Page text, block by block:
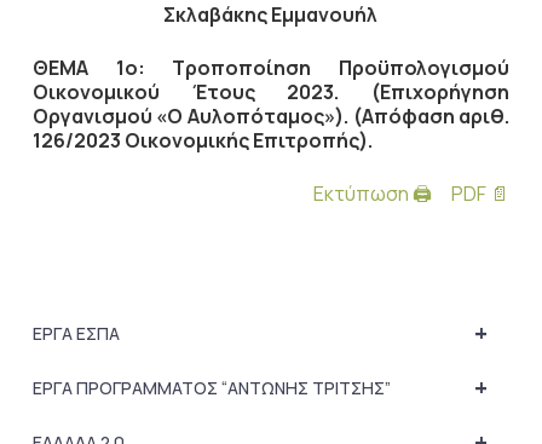
Σκλαβάκης Εμμανουήλ
ΘΕΜΑ 1ο: Τροποποίηση Προϋπολογισμού
Οικονομικού Έτους 2023. (Επιχορήγηση
Οργανισμού «Ο Αυλοπόταμος»). (Απόφαση αριθ.
126/2023 Οικονομικής Επιτροπής).
Εκτύπωση 🖨
PDF 📄
+
ΕΡΓΑ ΕΣΠΑ
+
ΕΡΓΑ ΠΡΟΓΡΑΜΜΑΤΟΣ “ΑΝΤΩΝΗΣ ΤΡΙΤΣΗΣ”